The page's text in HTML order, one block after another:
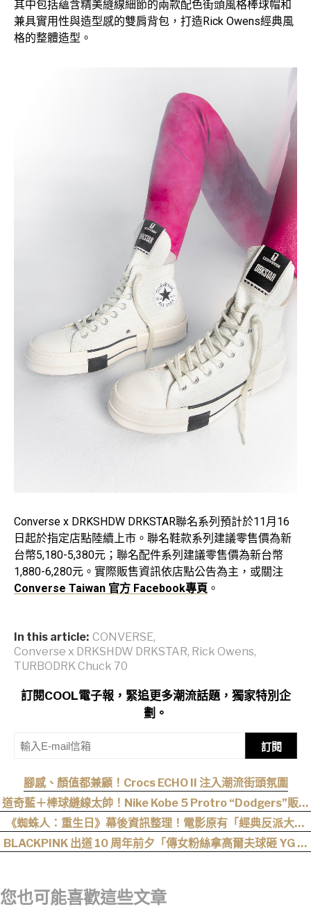
其中包括蘊含精美縫線細節的兩款配色街頭風格棒球帽和
兼具實用性與造型感的雙肩背包，打造Rick Owens經典風
格的整體造型。
Converse x DRKSHDW DRKSTAR聯名系列預計於11月16
日起於指定店點陸續上市。聯名鞋款系列建議零售價為新
台幣5,180-5,380元；聯名配件系列建議零售價為新台幣
1,880-6,280元。實際販售資訊依店點公告為主，或關注
Converse Taiwan 官方 Facebook專頁 。
In this article: CONVERSE,
Converse x DRKSHDW DRKSTAR, Rick Owens,
TURBODRK Chuck 70
訂閱COOL電子報，緊追更多潮流話題，獨家特別企
劃。
訂閱
腳感、顏值都兼顧！Crocs ECHO II 注入潮流街頭氛圍
道奇藍＋棒球縫線太帥！Nike Kobe 5 Protro “Dodgers”販售
資訊釋出
《蜘蛛人：重生日》幕後資訊整理！電影原有「經典反派大混
戰」，湯姆點名想跟「霹靂火」合作！邁爾斯注定加入 MCU
BLACKPINK 出道 10 周年前夕「傳女粉絲拿高爾夫球砸 YG 」
您也可能喜歡這些文章